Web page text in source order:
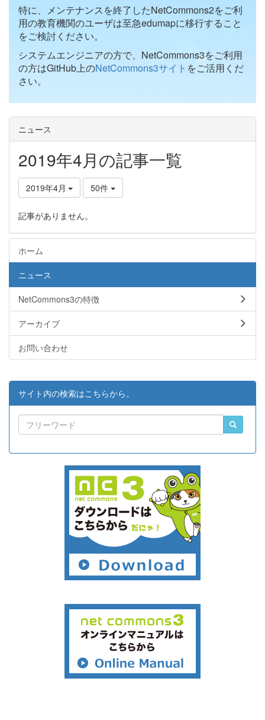
特に、メンテナンスを終了したNetCommons2をご利
用の教育機関のユーザは至急edumapに移行すること
をご検討ください。
システムエンジニアの方で、NetCommons3をご利用
の方はGitHub上のNetCommons3サイト をご活用くだ
さい。
ニュース
2019年4月の記事一覧
2019年4月 50件
記事がありません。
ホーム
ニュース
NetCommons3の特徴
アーカイブ
お問い合わせ
サイト内の検索はこちらから。